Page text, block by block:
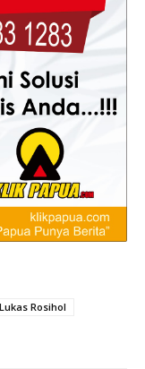
Lukas Rosihol